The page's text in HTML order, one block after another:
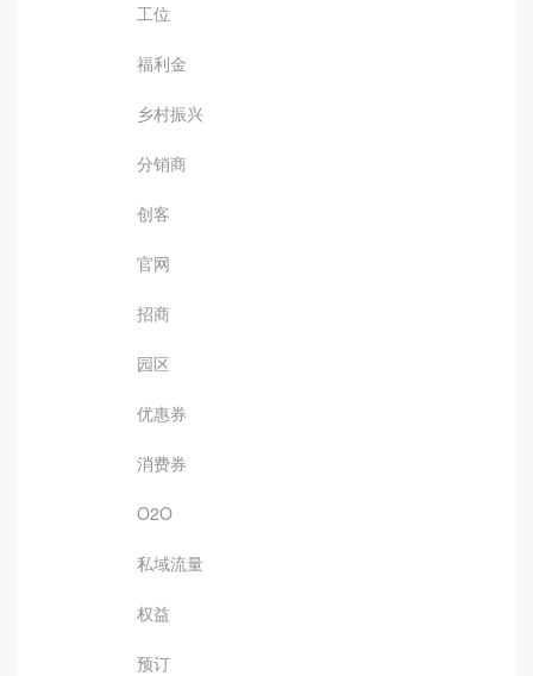
工位
福利金
乡村振兴
分销商
创客
官网
招商
园区
优惠券
消费券
O2O
私域流量
权益
预订